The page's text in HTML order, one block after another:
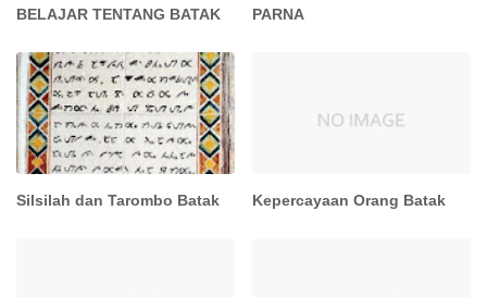
BELAJAR TENTANG BATAK PARNA
Silsilah dan Tarombo Batak Kepercayaan Orang Batak